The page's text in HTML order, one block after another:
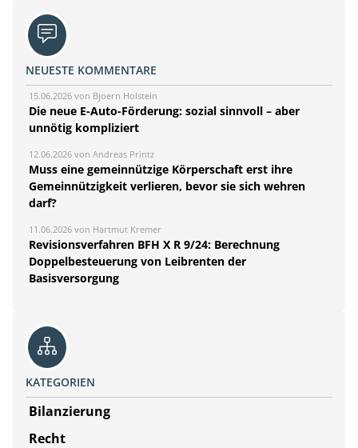
NEUESTE KOMMENTARE
15.06.2026 von Bjoern Holstein
Die neue E-Auto-Förderung: sozial sinnvoll – aber
unnötig kompliziert
12.06.2026 von Andreas Printz
Muss eine gemeinnützige Körperschaft erst ihre
Gemeinnützigkeit verlieren, bevor sie sich wehren
darf?
11.06.2026 von Hartmut Kremer
Revisionsverfahren BFH X R 9/24: Berechnung
Doppelbesteuerung von Leibrenten der
Basisversorgung
KATEGORIEN
Bilanzierung
Recht